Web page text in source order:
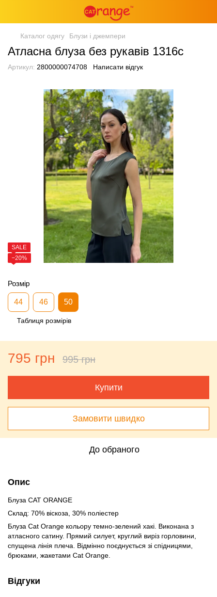
Каталог одягу Блузи і джемпери
Атласна блуза без рукавів 1316с
Артикул: 2800000074708 Написати відгук
SALE
−20%
Розмір
44 46 50
Таблиця розмірів
795 грн 995 грн
Купити
Замовити швидко
До обраного
Опис
Блуза CAT ORANGE
Склад: 70% віскоза, 30% поліестер
Блуза Cat Orange кольору темно-зелений хакі. Виконана з
атласного сатину. Прямий силует, круглий виріз горловини,
спущена лінія плеча. Відмінно поєднується зі спідницями,
брюками, жакетами Cat Orange.
Відгуки